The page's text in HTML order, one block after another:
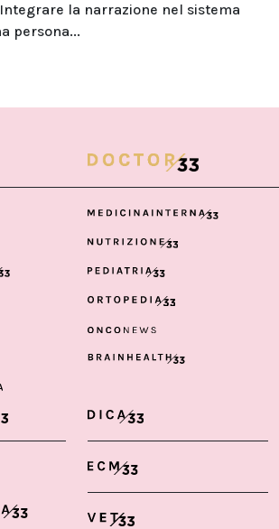
la narrazione nel sistema
persona...